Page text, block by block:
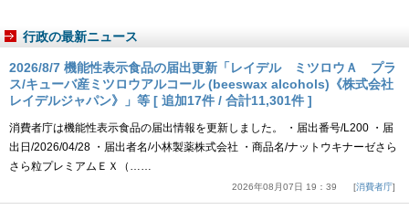
行政の最新ニュース
2026/8/7 機能性表示食品の届出更新「レイデル ミツロウＡ プラ
ス/キューバ産ミツロウアルコール (beeswax alcohols)《株式会社
レイデルジャパン》」等 [ 追加17件 / 合計11,301件 ]
消費者庁は機能性表示食品の届出情報を更新しました。 ・届出番号/L200 ・届
出日/2026/04/28 ・届出者名/小林製薬株式会社 ・商品名/ナットウキナーゼさら
さら粒プレミアムＥＸ（……
2026年08月07日 19：39 消費者庁